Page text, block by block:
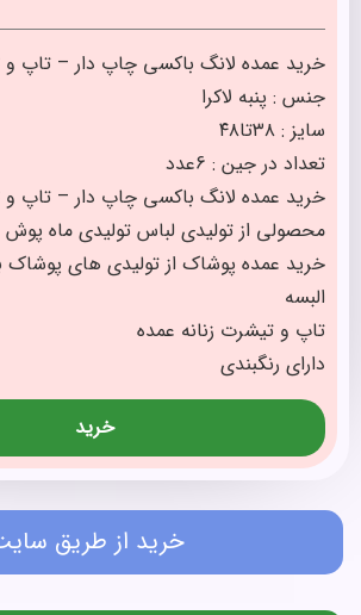
خرید عمده لانگ باکسی چاپ دار – تاپ و
جنس : پنبه لاکرا
سایز : ۳۸تا۴۸
تعداد در جین : 6عدد
خرید عمده لانگ باکسی چاپ دار – تاپ و
محصولی از تولیدی لباس تولیدی ماه پوش
خرید عمده پوشاک از تولیدی های
البسه
تاپ و تیشرت زنانه عمده
دارای رنگبندی
خرید
خرید از طریق